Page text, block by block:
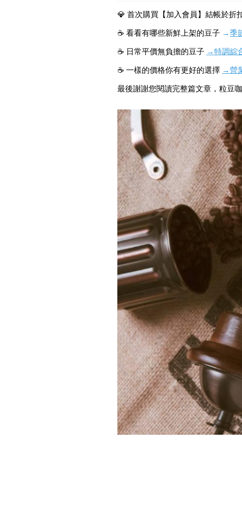
💎 首次購買【加入會員】結帳於折
☕ 看看有哪些新鮮上架的豆子 →季
☕ 日常平價無負擔的豆子 →特調綜
☕ 一樣的價格你有更好的選擇 →營
最後謝謝您閱讀完整篇文章，粒豆咖